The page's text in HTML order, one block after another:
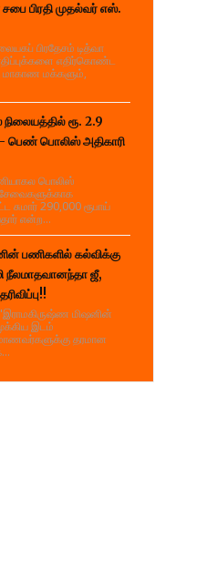
சபை பிரதி முதல்வர் எஸ்.
பிரதேசம் டித்வா
எதிர்கொண்ட
மாகாண மக்களும்,
ரூ. 2.9
பெண் பொலிஸ் அதிகாரி
பொலிஸ்
சுமார் 290,000 ரூபாய்
என்ற...
பணிகளில் கல்விக்கு
நீலமாதவானந்தா ஜீ,
"இராமகிருஷ்ண மிஷனின்
இடம்
தரமான